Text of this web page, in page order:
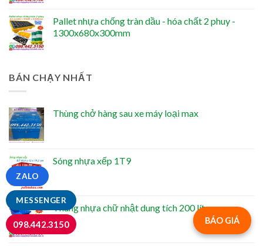
Pallet nhựa chống tràn dầu - hóa chất 2 phuy -
1300x680x300mm
BÁN CHẠY NHẤT
Thùng chở hàng sau xe máy loại max
Sóng nhựa xếp 1T9
Thùng nhựa chữ nhật dung tích 200 lít
BÁO GIÁ
MESSENGER
ZALO
098.442.3150